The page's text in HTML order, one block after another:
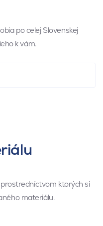
po celej Slovenskej
k vám.
ktorých si
materiálu.